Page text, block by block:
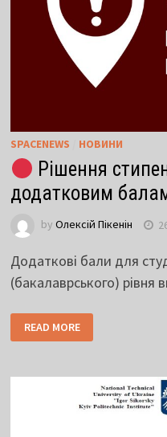
SPACENEWS НОВИНИ
Рішення
додатковим
by Олексій Пікенін
Додаткові бали для
(бакалаврського) рівня
READ MORE